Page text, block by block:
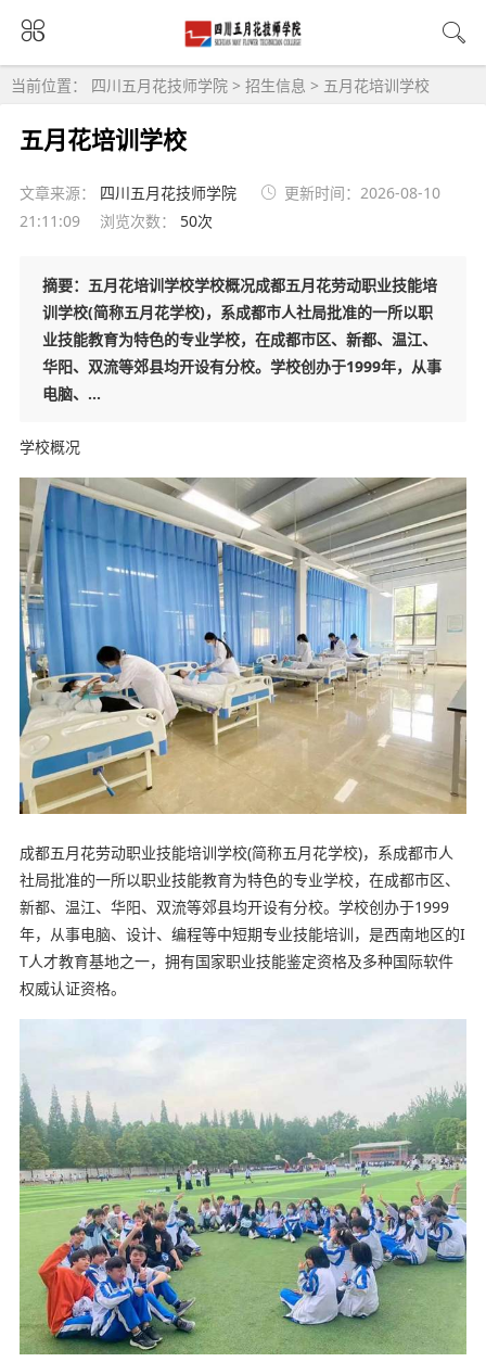
当前位置： 四川五月花技师学院 > 招生信息 > 五月花培训学校
五月花培训学校
文章来源： 四川五月花技师学院
更新时间：2026-08-10
21:11:09
浏览次数： 50次
摘要：五月花培训学校学校概况成都五月花劳动职业技能培
训学校(简称五月花学校)，系成都市人社局批准的一所以职
业技能教育为特色的专业学校，在成都市区、新都、温江、
华阳、双流等郊县均开设有分校。学校创办于1999年，从事
电脑、...
学校概况
成都五月花劳动职业技能培训学校(简称五月花学校)，系成都市人
社局批准的一所以职业技能教育为特色的专业学校，在成都市区、
新都、温江、华阳、双流等郊县均开设有分校。学校创办于1999
年，从事电脑、设计、编程等中短期专业技能培训，是西南地区的I
T人才教育基地之一，拥有国家职业技能鉴定资格及多种国际软件
权威认证资格。